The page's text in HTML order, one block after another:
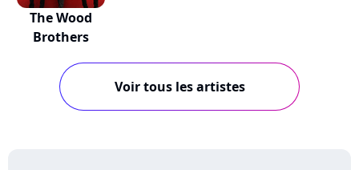
The Wood
Brothers
Voir tous les artistes